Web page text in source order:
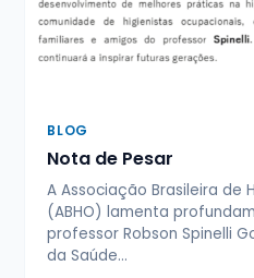
BLOG
Nota de Pesar
A Associação Brasileira de
(ABHO) lamenta
professor Robson Spinelli
da Saúde…